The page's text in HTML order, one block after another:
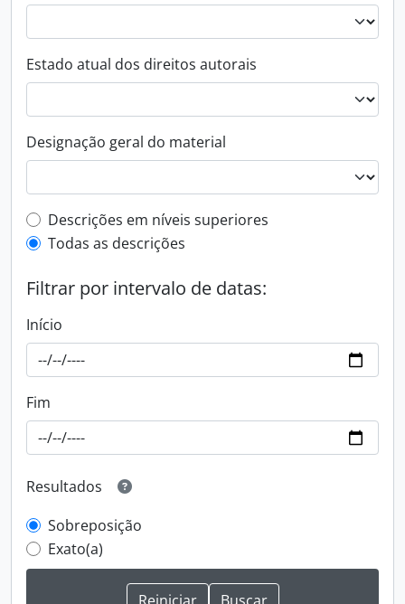
Estado atual dos direitos autorais
Designação geral do material
Filtro de descrição de nível superior
Descrições em níveis superiores
Todas as descrições
Filtrar por intervalo de datas:
Início
Fim
Resultados
Sobreposição
Exato(a)